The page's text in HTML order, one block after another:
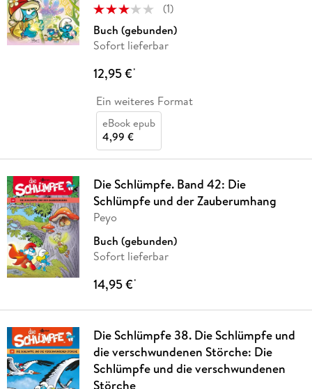
(1)
Buch (gebunden)
Sofort lieferbar
12,95 €*
Ein weiteres Format
eBook epub
4,99 €
Die Schlümpfe. Band 42: Die
Schlümpfe und der Zauberumhang
Peyo
Buch (gebunden)
Sofort lieferbar
14,95 €*
Die Schlümpfe 38. Die Schlümpfe und
die verschwundenen Störche: Die
Schlümpfe und die verschwundenen
Störche